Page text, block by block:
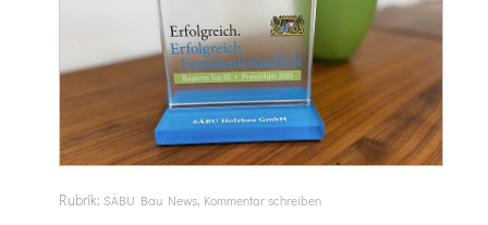
Rubrik: SÄBU Bau News, Kommentar schreiben